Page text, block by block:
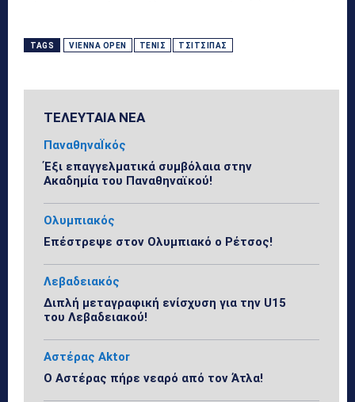
TAGS VIENNA OPEN ΤΈΝΙΣ ΤΣΙΤΣΙΠΆΣ
ΤΕΛΕΥΤΑΙΑ ΝΕΑ
ΠαναθηναΪκός
Έξι επαγγελματικά συμβόλαια στην
Ακαδημία του Παναθηναϊκού!
Ολυμπιακός
Επέστρεψε στον Ολυμπιακό ο Ρέτσος!
Λεβαδειακός
Διπλή μεταγραφική ενίσχυση για την U15
του Λεβαδειακού!
Αστέρας Aktor
Ο Αστέρας πήρε νεαρό από τον Άτλα!